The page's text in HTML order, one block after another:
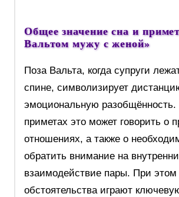
Общее значение сна и
Вальтом мужу с женой»
Поза Вальта, когда супруги
спине, символизирует
эмоциональную
приметах это может говорить о
отношениях, а также о
обратить внимание на
взаимодействие пары. При этом
обстоятельства играют